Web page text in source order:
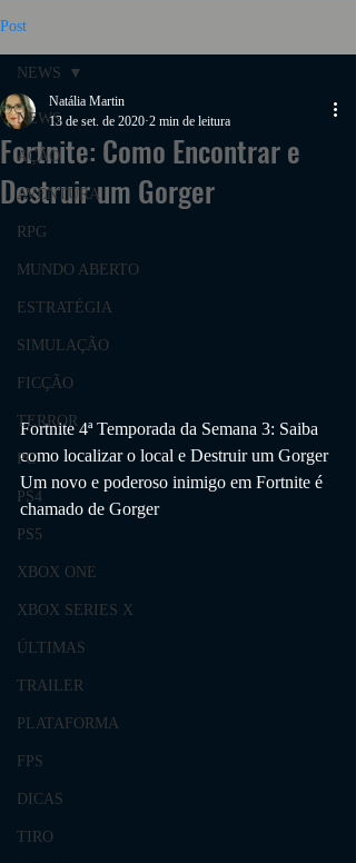
Post
NEWS
AÇÃO
AVENTURA
RPG
MUNDO ABERTO
ESTRATÉGIA
SIMULAÇÃO
FICÇÃO
TERROR
PC
PS4
PS5
XBOX ONE
XBOX SERIES X
ÚLTIMAS
TRAILER
PLATAFORMA
FPS
DICAS
TIRO
NEWS
Fortnite: Como Encontrar e
Destruir um Gorger
Natália Martin
13 de set. de 2020 2 min de leitura
Fortnite 4ª Temporada da Semana 3: Saiba
como localizar o local e Destruir um Gorger
Um novo e poderoso inimigo em Fortnite é
chamado de Gorger